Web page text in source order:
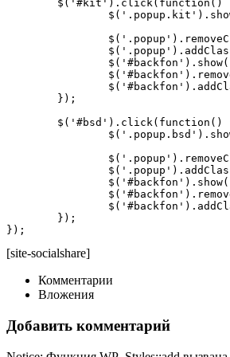
});
[site-socialshare]
Комментарии
Вложения
Добавить комментарий